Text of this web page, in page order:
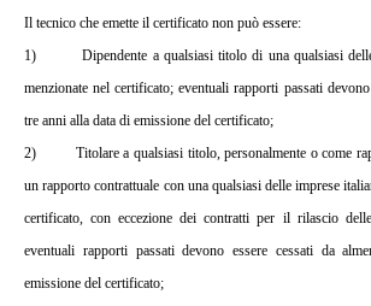
Il tecnico che emette il certificato non può essere:
1)
Dipendente a qualsiasi titolo di una qualsiasi
menzionate nel certificato; eventuali rapporti passati
tre anni alla data di emissione del certificato;
2)
Titolare a qualsiasi titolo, personalmente o come
un rapporto contrattuale con una qualsiasi delle imprese
certificato, con eccezione dei contratti per il rilascio
eventuali rapporti passati devono essere cessati da
emissione del certificato;